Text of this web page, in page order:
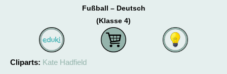
Fußball – Deutsch
(Klasse 4)
Cliparts: Kate Hadfield